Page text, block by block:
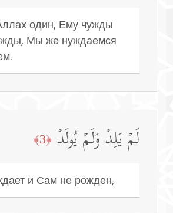
один, Ему чужды
Мы же нуждаемся
لَمۡ یَلِدۡ وَلَمۡ یُولَدۡ ﴿3﴾
и Сам не рожден,